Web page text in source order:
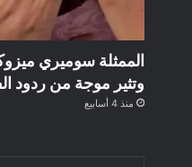
الممثلة سوميري
وتثير موجة من ردود
منذ 4 أسابيع